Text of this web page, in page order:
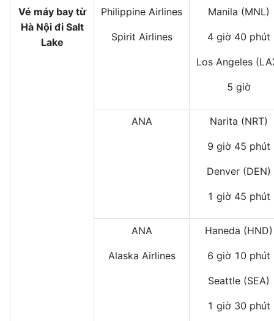
Vé máy bay từ
Hà Nội đi Salt
Lake
Philippine Airlines
Spirit Airlines
Manila (MNL)
4 giờ 40 phút
Los Angeles
5 giờ
ANA Narita (NRT)
9 giờ 45 phút
Denver (DEN)
1 giờ 45 phút
ANA
Alaska Airlines
Haneda (HND)
6 giờ 10 phút
Seattle (SEA)
1 giờ 30 phút